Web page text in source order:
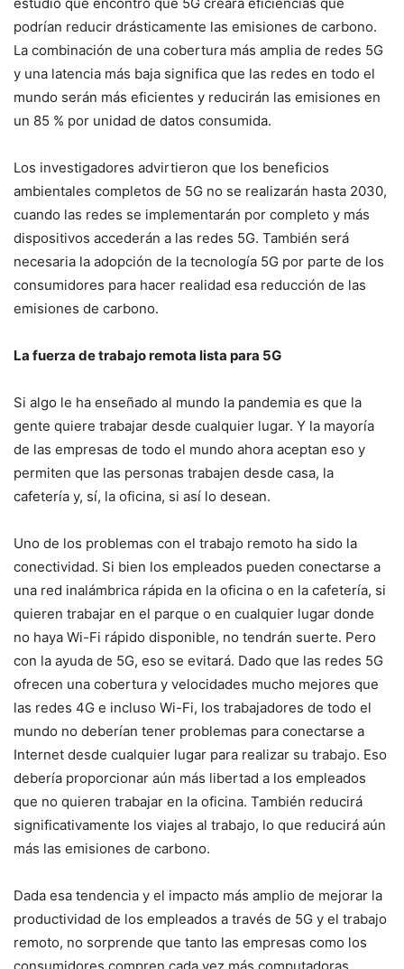
estudio que encontró que 5G creará eficiencias que
podrían reducir drásticamente las emisiones de carbono.
La combinación de una cobertura más amplia de redes 5G
y una latencia más baja significa que las redes en todo el
mundo serán más eficientes y reducirán las emisiones en
un 85 % por unidad de datos consumida.
Los investigadores advirtieron que los beneficios
ambientales completos de 5G no se realizarán hasta 2030,
cuando las redes se implementarán por completo y más
dispositivos accederán a las redes 5G. También será
necesaria la adopción de la tecnología 5G por parte de los
consumidores para hacer realidad esa reducción de las
emisiones de carbono.
La fuerza de trabajo remota lista para 5G
Si algo le ha enseñado al mundo la pandemia es que la
gente quiere trabajar desde cualquier lugar. Y la mayoría
de las empresas de todo el mundo ahora aceptan eso y
permiten que las personas trabajen desde casa, la
cafetería y, sí, la oficina, si así lo desean.
Uno de los problemas con el trabajo remoto ha sido la
conectividad. Si bien los empleados pueden conectarse a
una red inalámbrica rápida en la oficina o en la cafetería, si
quieren trabajar en el parque o en cualquier lugar donde
no haya Wi-Fi rápido disponible, no tendrán suerte. Pero
con la ayuda de 5G, eso se evitará. Dado que las redes 5G
ofrecen una cobertura y velocidades mucho mejores que
las redes 4G e incluso Wi-Fi, los trabajadores de todo el
mundo no deberían tener problemas para conectarse a
Internet desde cualquier lugar para realizar su trabajo. Eso
debería proporcionar aún más libertad a los empleados
que no quieren trabajar en la oficina. También reducirá
significativamente los viajes al trabajo, lo que reducirá aún
más las emisiones de carbono.
Dada esa tendencia y el impacto más amplio de mejorar la
productividad de los empleados a través de 5G y el trabajo
remoto, no sorprende que tanto las empresas como los